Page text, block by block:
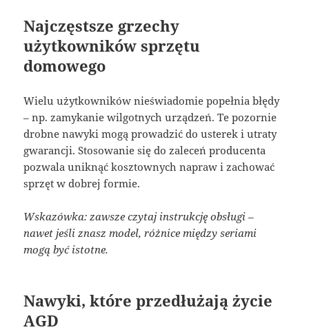
Najczęstsze grzechy
użytkowników sprzętu
domowego
Wielu użytkowników nieświadomie popełnia błędy
– np. zamykanie wilgotnych urządzeń. Te pozornie
drobne nawyki mogą prowadzić do usterek i utraty
gwarancji. Stosowanie się do zaleceń producenta
pozwala uniknąć kosztownych napraw i zachować
sprzęt w dobrej formie.
Wskazówka: zawsze czytaj instrukcję obsługi –
nawet jeśli znasz model, różnice między seriami
mogą być istotne.
Nawyki, które przedłużają życie
AGD